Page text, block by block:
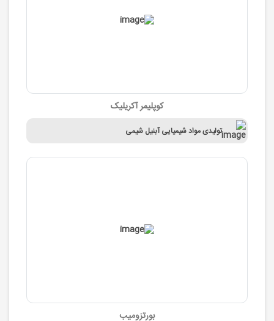
کوپلیمر آکریلیک
تولیدی مواد شیمیایی آبنیل شیمی
بورتزومیب